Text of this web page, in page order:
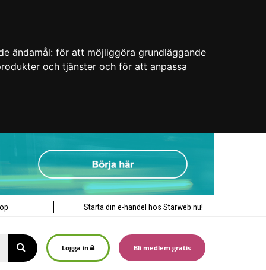
ändamål: för att möjliggöra grundläggande
och tjänster och för att anpassa
Starta din e-handel hos Starweb nu!
Logga in Bli medlem gratis